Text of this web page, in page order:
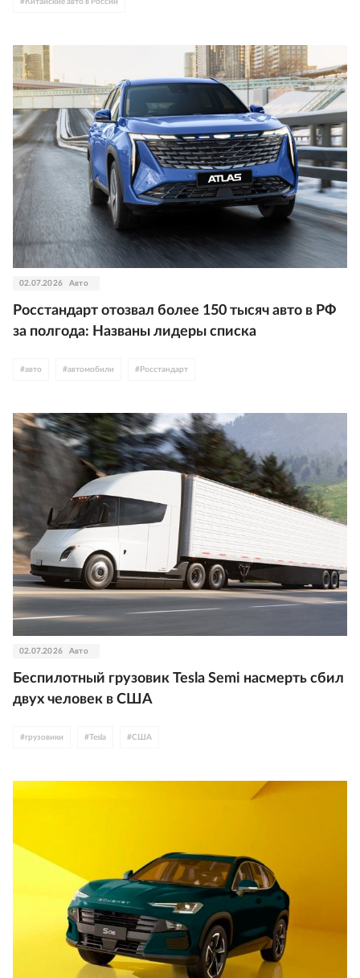
02.07.2026 Авто
Росстандарт отозвал более 150 тысяч авто в РФ
за полгода: Названы лидеры списка
#авто #автомобили # Росстандарт
02.07.2026 Авто
Беспилотный грузовик Tesla Semi насмерть сбил
двух человек в США
#грузовики #Tesla #США